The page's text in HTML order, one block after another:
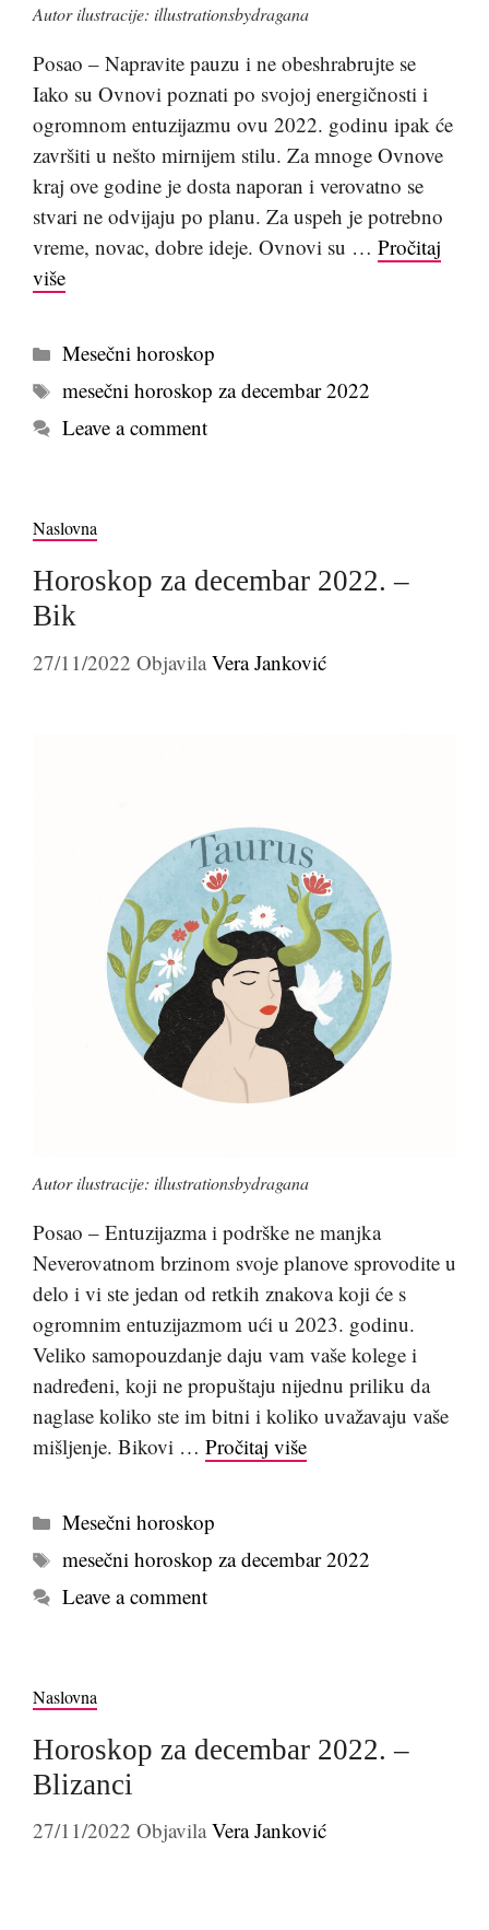
Autor ilustracije: illustrationsbydragana
Posao – Napravite pauzu i ne obeshrabrujte se
Iako su Ovnovi poznati po svojoj energičnosti i
ogromnom entuzijazmu ovu 2022. godinu ipak će
završiti u nešto mirnijem stilu. Za mnoge Ovnove
kraj ove godine je dosta naporan i verovatno se
stvari ne odvijaju po planu. Za uspeh je potrebno
vreme, novac, dobre ideje. Ovnovi su … Pročitaj
više
Kategorije
Mesečni horoskop
Tags
mesečni horoskop za decembar 2022
Leave a comment
Naslovna
Horoskop za decembar 2022. –
Bik
27/11/2022 Objavila Vera Janković
Autor ilustracije: illustrationsbydragana
Posao – Entuzijazma i podrške ne manjka
Neverovatnom brzinom svoje planove sprovodite u
delo i vi ste jedan od retkih znakova koji će s
ogromnim entuzijazmom ući u 2023. godinu.
Veliko samopouzdanje daju vam vaše kolege i
nadređeni, koji ne propuštaju nijednu priliku da
naglase koliko ste im bitni i koliko uvažavaju vaše
mišljenje. Bikovi … Pročitaj više
Kategorije
Mesečni horoskop
Tags
mesečni horoskop za decembar 2022
Leave a comment
Naslovna
Horoskop za decembar 2022. –
Blizanci
27/11/2022 Objavila Vera Janković